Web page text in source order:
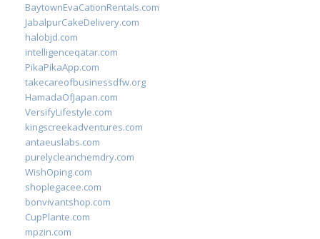
BaytownEvaCationRentals.com
JabalpurCakeDelivery.com
halobjd.com
intelligenceqatar.com
PikaPikaApp.com
takecareofbusinessdfw.org
HamadaOfJapan.com
VersifyLifestyle.com
kingscreekadventures.com
antaeuslabs.com
purelycleanchemdry.com
WishOping.com
shoplegacee.com
bonvivantshop.com
CupPlante.com
mpzin.com